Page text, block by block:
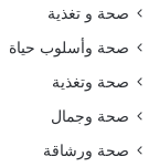
صحة و تغذية
صحة وأسلوب حياة
صحة وتغذية
صحة وجمال
صحة ورشاقة